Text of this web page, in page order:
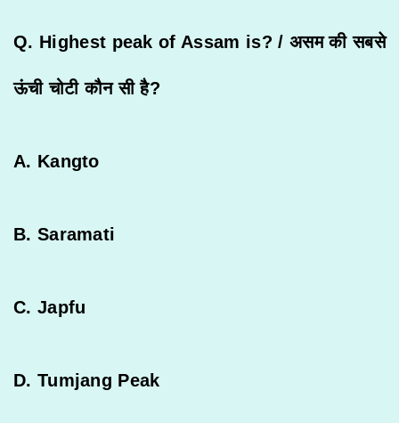
Q. Highest peak of Assam is? /असम की सबसे
ऊंची चोटी कौन सी है?
A. Kangto
B. Saramati
C. Japfu
D. Tumjang Peak